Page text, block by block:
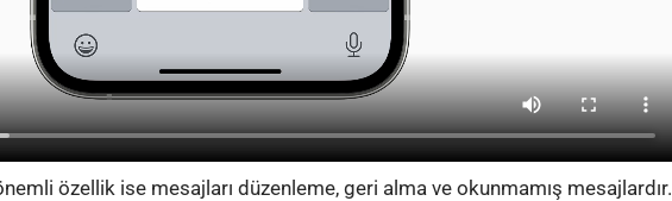
özellik ise mesajları düzenleme, geri alma ve okunmamış mesajlardır.